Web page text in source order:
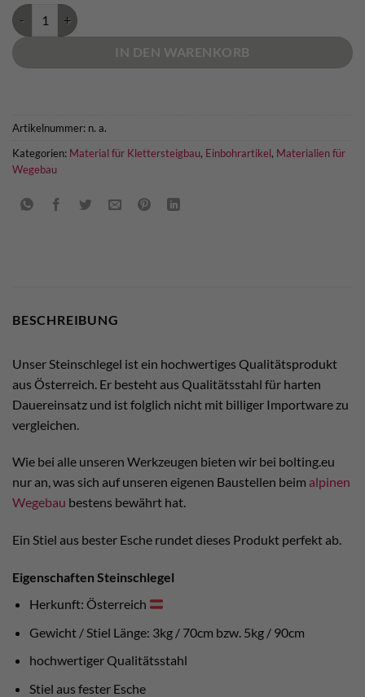
Steinschlegel Menge
IN DEN WARENKORB
Artikelnummer: n. a.
Kategorien: Material für Klettersteigbau, Einbohrartikel, Materialien für
Wegebau
BESCHREIBUNG
Unser Steinschlegel ist ein hochwertiges Qualitätsprodukt
aus Österreich. Er besteht aus Qualitätsstahl für harten
Dauereinsatz und ist folglich nicht mit billiger Importware zu
vergleichen.
Wie bei alle unseren Werkzeugen bieten wir bei bolting.eu
nur an, was sich auf unseren eigenen Baustellen beim alpinen
Wegebau bestens bewährt hat.
Ein Stiel aus bester Esche rundet dieses Produkt perfekt ab.
Eigenschaften Steinschlegel
Herkunft: Österreich
Gewicht / Stiel Länge: 3kg / 70cm bzw. 5kg / 90cm
hochwertiger Qualitätsstahl
Stiel aus fester Esche